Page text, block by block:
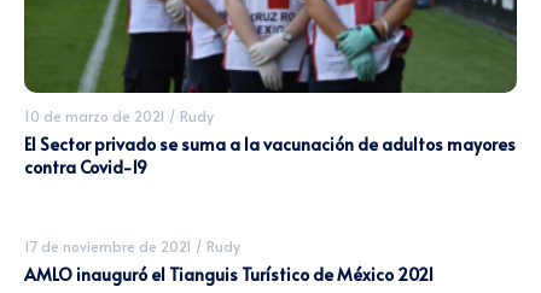
10 de marzo de 2021 / Rudy
El Sector privado se suma a la vacunación de adultos mayores
contra Covid-19
17 de noviembre de 2021 / Rudy
AMLO inauguró el Tianguis Turístico de México 2021